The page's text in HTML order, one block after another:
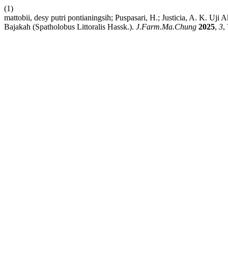
(1)
mattobii, desy putri pontianingsih; Puspasari, H.; Justicia, A. K. Uji
Bajakah (Spatholobus Littoralis Hassk.). J.Farm.Ma.Chung 2025, 3,